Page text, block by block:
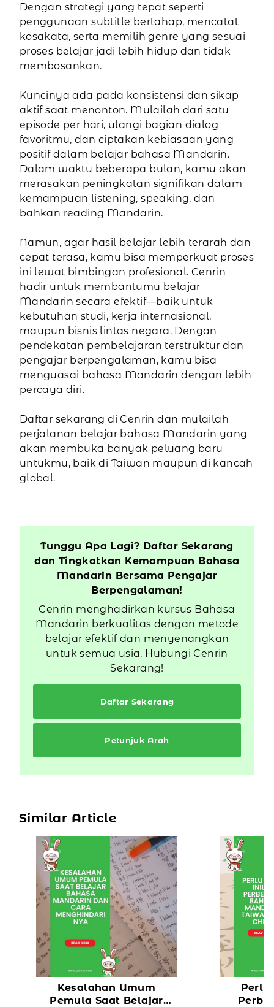
Dengan strategi yang tepat seperti
penggunaan subtitle bertahap, mencatat
kosakata, serta memilih genre yang sesuai
proses belajar jadi lebih hidup dan tidak
membosankan.
Kuncinya ada pada konsistensi dan sikap
aktif saat menonton. Mulailah dari satu
episode per hari, ulangi bagian dialog
favoritmu, dan ciptakan kebiasaan yang
positif dalam belajar bahasa Mandarin.
Dalam waktu beberapa bulan, kamu akan
merasakan peningkatan signifikan dalam
kemampuan listening, speaking, dan
bahkan reading Mandarin.
Namun, agar hasil belajar lebih terarah dan
cepat terasa, kamu bisa memperkuat proses
ini lewat bimbingan profesional. Cenrin
hadir untuk membantumu belajar
Mandarin secara efektif—baik untuk
kebutuhan studi, kerja internasional,
maupun bisnis lintas negara. Dengan
pendekatan pembelajaran terstruktur dan
pengajar berpengalaman, kamu bisa
menguasai bahasa Mandarin dengan lebih
percaya diri.
Daftar sekarang di Cenrin dan mulailah
perjalanan belajar bahasa Mandarin yang
akan membuka banyak peluang baru
untukmu, baik di Taiwan maupun di kancah
global.
Tunggu Apa Lagi? Daftar Sekarang
dan Tingkatkan Kemampuan Bahasa
Mandarin Bersama Pengajar
Berpengalaman!
Cenrin menghadirkan kursus Bahasa
Mandarin berkualitas dengan metode
belajar efektif dan menyenangkan
untuk semua usia. Hubungi Cenrin
Sekarang!
Daftar Sekarang
Petunjuk Arah
Similar Article
Kesalahan Umum
Pemula Saat Belajar
Perlu